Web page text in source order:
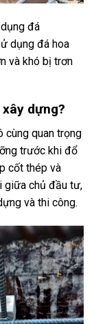
đá
dụng đá hoa
và khó bị trơn
dựng?
cùng quan trọng
trước khi đổ
cốt thép và
giữa chủ đầu tư,
và thi công.